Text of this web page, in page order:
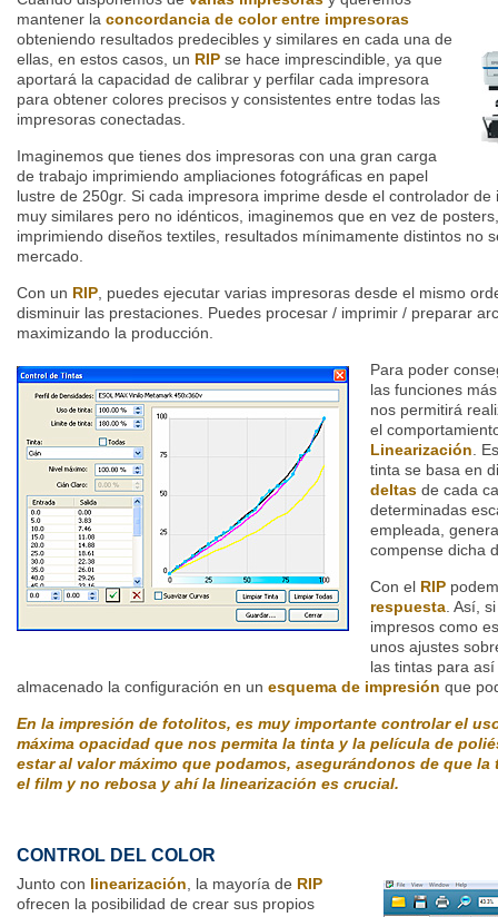
mantener la concordancia de color entre impresoras
obteniendo resultados predecibles y similares en cada una de
ellas, en estos casos, un RIP se hace imprescindible, ya que
aportará la capacidad de calibrar y perfilar cada impresora
para obtener colores precisos y consistentes entre todas las
impresoras conectadas.
Imaginemos que tienes dos impresoras con una gran carga
de trabajo imprimiendo ampliaciones fotográficas en papel
lustre de 250gr. Si cada impresora imprime desde el controlador
muy similares pero no idénticos, imaginemos que en vez de
imprimiendo diseños textiles, resultados mínimamente distintos no
mercado.
Con un RIP, puedes ejecutar varias impresoras desde el mismo
disminuir las prestaciones. Puedes procesar / imprimir / preparar
maximizando la producción.
Para poder
las funciones
nos permitirá
el
Linearización.
tinta se basa en
deltasde cada
determinadas
empleada,
compense dicha
Con el RIP
respuesta. Así,
impresos como
unos ajustes
las tintas para
almacenado la configuración en un esquema de impresión que
En la impresión de fotolitos, es muy importante controlar el
máxima opacidad que nos permita la tinta y la película de
estar al valor máximo que podamos, asegurándonos de que
el film y no rebosa y ahí la linearización es crucial.
CONTROL DEL COLOR
Junto con linearización, la mayoría de RIP
ofrecen la posibilidad de crear sus propios